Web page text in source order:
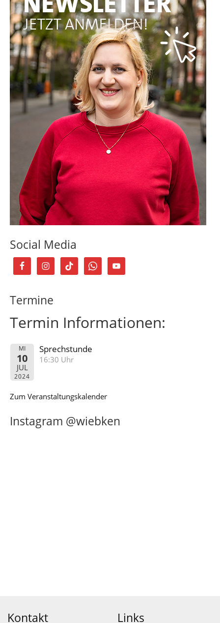
Social Media
Termine
Termin Informationen:
MI
10
JUL
2024
Sprechstunde
16:30 Uhr
Zum Veranstaltungskalender
Instagram @wiebken
Kontakt Links